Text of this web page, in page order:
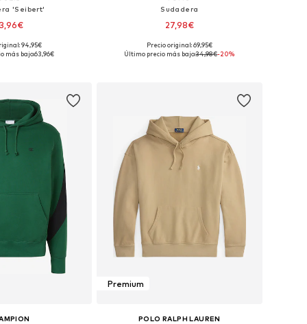
'Seibert'
M, L, XL, XXL
94,95€
más bajo:63,96€
Sudadera
27,98€
+5
Tallas disponibles: S, M, L, XL
Precio original: 69,95€
Último precio más bajo:34,98€-20%
Premium
POLO RALPH LAUREN